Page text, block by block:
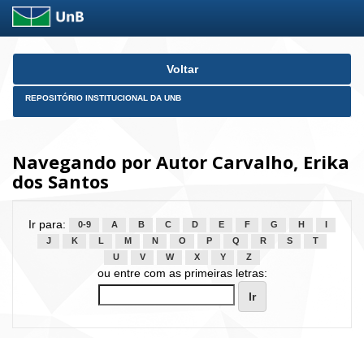
Skip
Voltar
REPOSITÓRIO INSTITUCIONAL DA UNB
Navegando por Autor Carvalho, Erika
dos Santos
Ir para: 0-9 A B C D E F G H
J
K L M N O P Q R S
T
U
V W X Y Z
ou entre com as primeiras letras: